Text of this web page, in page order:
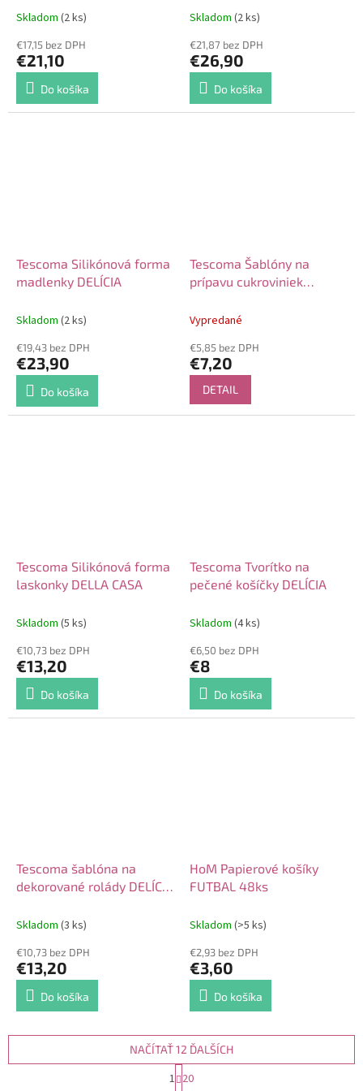
Skladom (2 ks)
€17,15 bez DPH
€21,10
Do košíka
Skladom (2 ks)
€21,87 bez DPH
€26,90
Do košíka
Tescoma Silikónová forma
madlenky DELÍCIA
Skladom (2 ks)
€19,43 bez DPH
€23,90
Do košíka
Tescoma Šablóny na
prípavu cukroviniek
Vypredané
€5,85 bez DPH
€7,20
DETAIL
Tescoma Silikónová forma
laskonky DELLA CASA
Skladom (5 ks)
€10,73 bez DPH
€13,20
Do košíka
Tescoma Tvorítko na
pečené košíčky DELÍCIA
Skladom (4 ks)
€6,50 bez DPH
€8
Do košíka
Tescoma šablóna na
dekorované rolády DELÍCIA
Skladom (3 ks)
€10,73 bez DPH
€13,20
Do košíka
HoM Papierové košíky
FUTBAL 48ks
Skladom (>5 ks)
€2,93 bez DPH
€3,60
Do košíka
NAČÍTAŤ 12 ĎALŠÍCH
t
1 20